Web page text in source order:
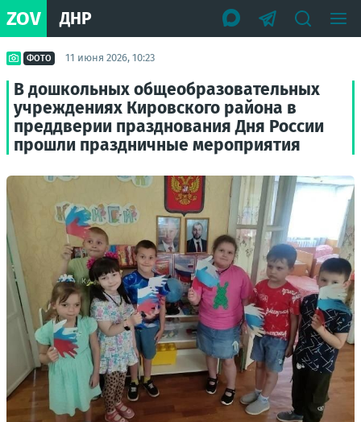
ZOV ДНР
ФОТО 11 июня 2026, 10:23
В дошкольных общеобразовательных
учреждениях Кировского района в
преддверии празднования Дня России
прошли праздничные мероприятия